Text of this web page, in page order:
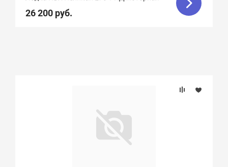
26 200 руб.